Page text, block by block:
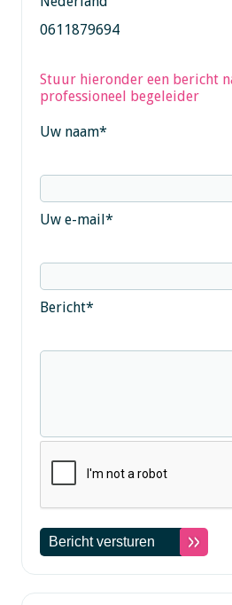
0611879694
Stuur hieronder een bericht
professioneel begeleider
Uw naam*
Uw e-mail*
Bericht*